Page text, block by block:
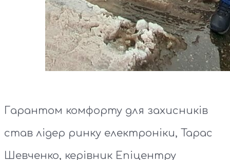
Гарантом комфорту для захисників
став лідер ринку електроніки, Тарас
Шевченко, керівник Епіцентру